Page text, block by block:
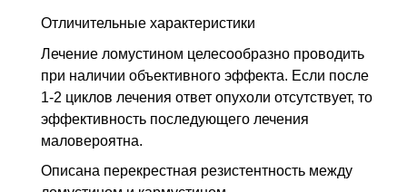
Отличительные характеристики
Лечение ломустином целесообразно проводить
при наличии объективного эффекта. Если после
1-2 циклов лечения ответ опухоли отсутствует, то
эффективность последующего лечения
маловероятна.
Описана перекрестная резистентность между